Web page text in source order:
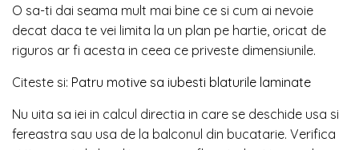
O sa-ti dai seama mult mai bine ce si cum ai nevoie
decat daca te vei limita la un plan pe hartie, oricat de
riguros ar fi acesta in ceea ce priveste dimensiunile.
Citeste si: Patru motive sa iubesti blaturile laminate
Nu uita sa iei in calcul directia in care se deschide usa si
fereastra sau usa de la balconul din bucatarie. Verifica